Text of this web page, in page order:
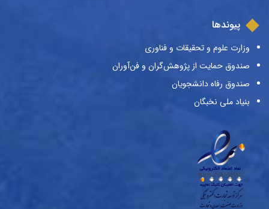
پیوندها
وزارت علوم و تحقیقات و فناوری
صندوق حمایت از پژوهش‌گران و فن‌آوران
صندوق رفاه دانشجویان
بنیاد ملی نخبگان